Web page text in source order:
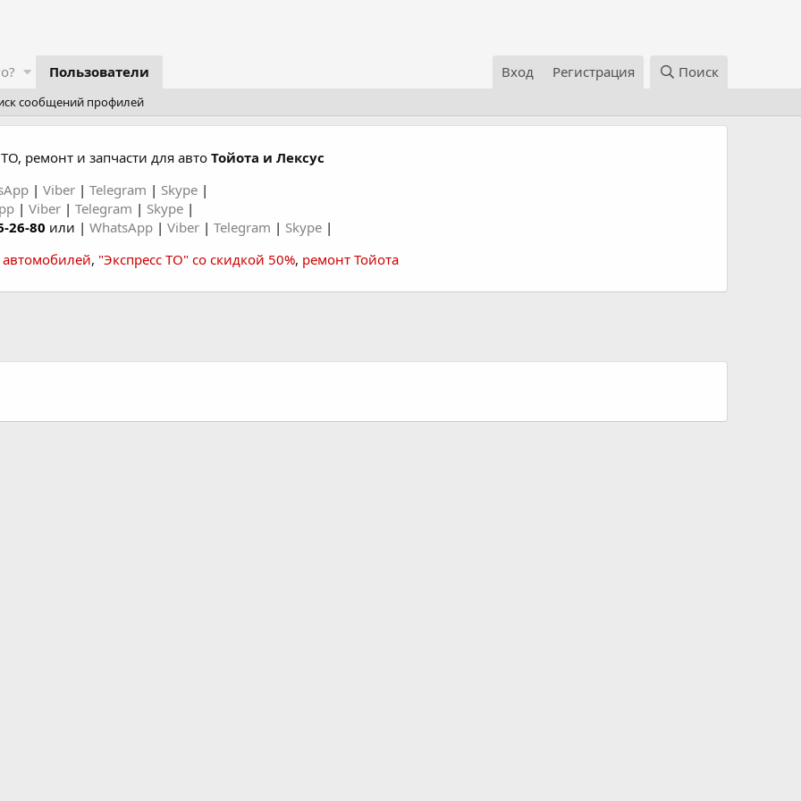
Пользователи Вход Регистрация Поиск
сообщений профилей
ремонт и запчасти для автоТойота и Лексус
| Viber | Telegram | Skype |
| Viber | Telegram | Skype |
26-80 или | WhatsApp | Viber | Telegram | Skype |
автомобилей, "Экспресс ТО" со скидкой 50%, ремонт Тойота